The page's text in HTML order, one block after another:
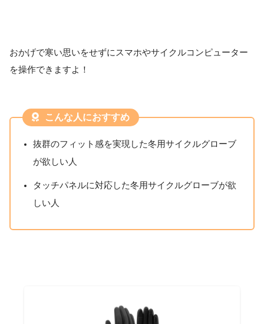
おかげで寒い思いをせずにスマホやサイクルコンピューター
を操作できますよ！
こんな人におすすめ
抜群のフィット感を実現した冬用サイクルグローブ
が欲しい人
タッチパネルに対応した冬用サイクルグローブが欲
しい人